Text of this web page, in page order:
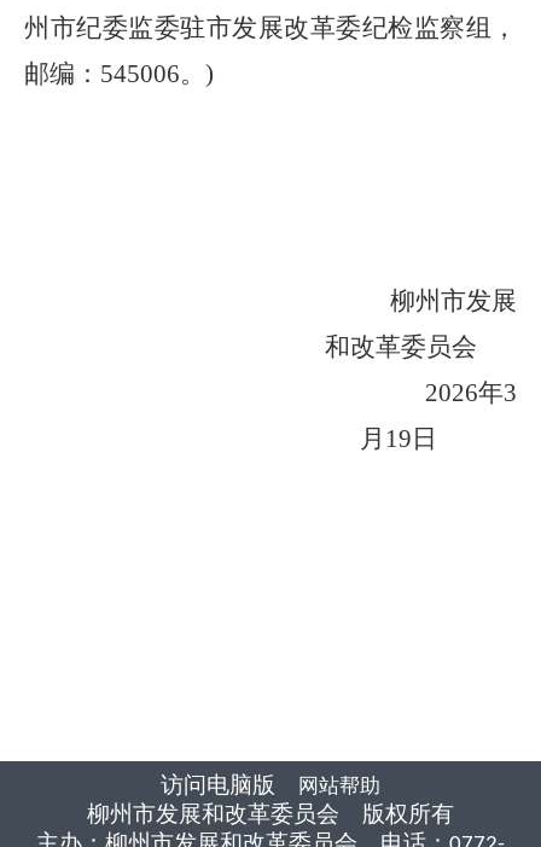
州市纪委监委驻市发展改革委纪检监察组，
邮编： 545006。 )
柳州市发展
和改革委员会
2026年3
月 19 日
访问电脑版 网站帮助
柳州市发展和改革委员会 版权所有